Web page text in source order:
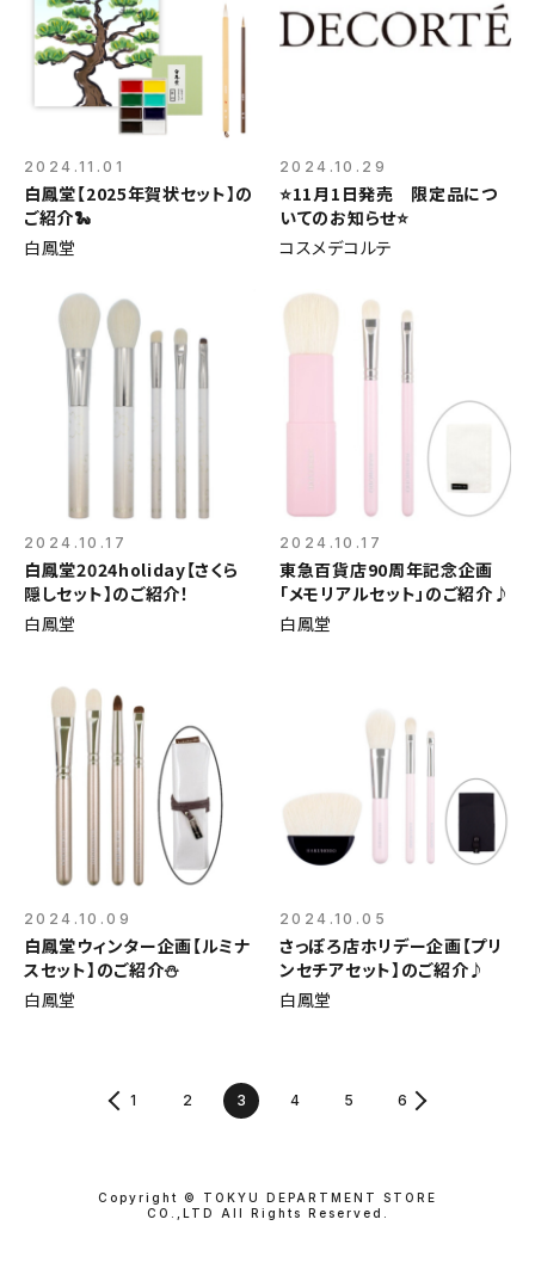
2024.11.01
白鳳堂【2025年賀状セット】の
ご紹介🐍
白鳳堂
2024.10.29
⭐️11月1日発売 限定品につ
いてのお知らせ⭐️
コスメデコルテ
2024.10.17
白鳳堂2024holiday【さくら
隠しセット】のご紹介！
白鳳堂
2024.10.17
東急百貨店90周年記念企画
「メモリアルセット」のご紹介♪
白鳳堂
2024.10.09
白鳳堂ウィンター企画【ルミナ
スセット】のご紹介⛄
白鳳堂
2024.10.05
さっぽろ店ホリデー企画【プリ
ンセチアセット】のご紹介♪
白鳳堂
1 2 3 4 5 6
Copyright © TOKYU DEPARTMENT STORE
CO.,LTD All Rights Reserved.